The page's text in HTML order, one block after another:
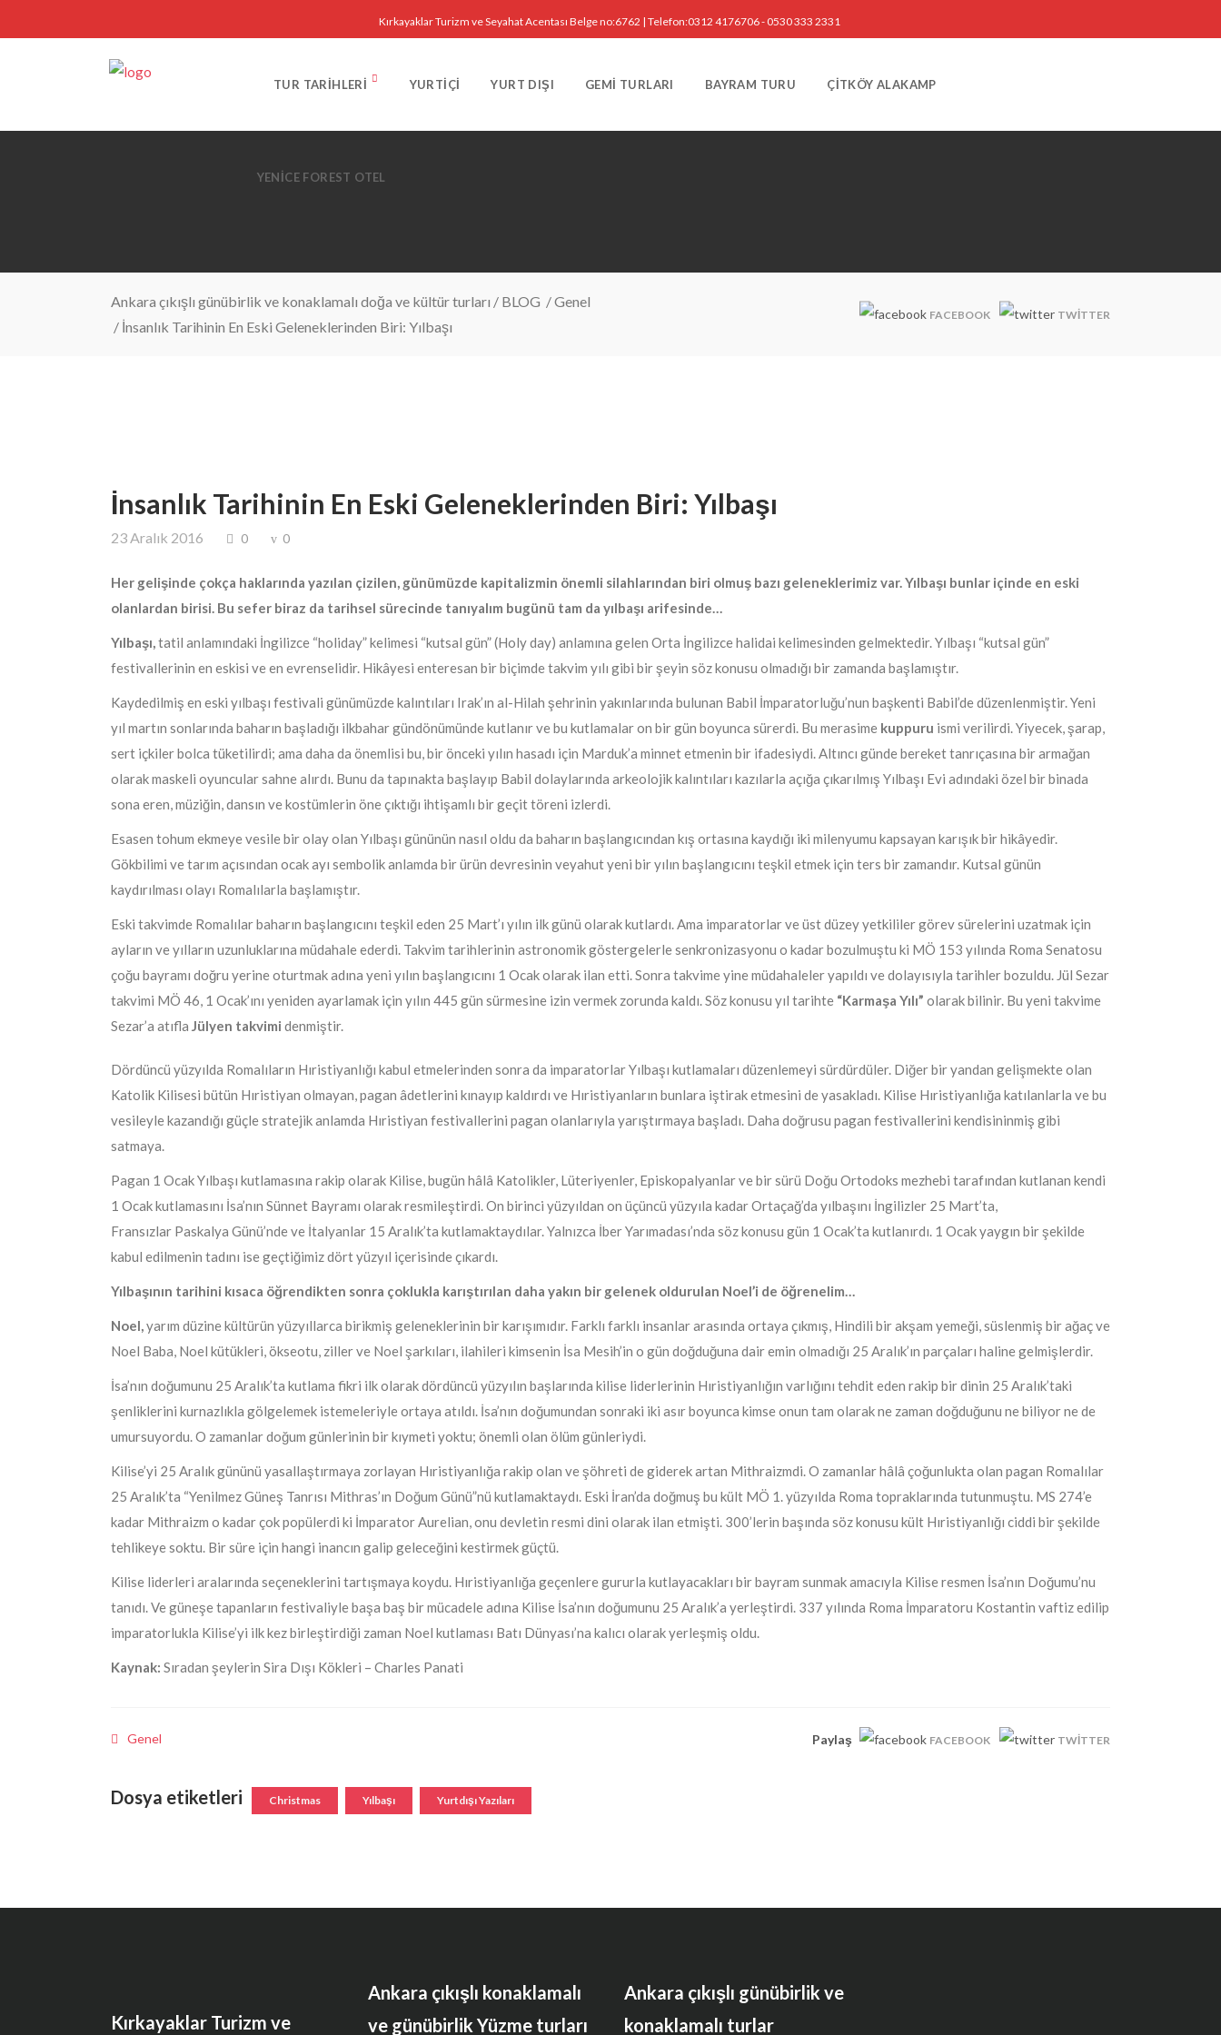
Kırkayaklar Turizm ve Seyahat Acentası Belge no:6762 | Telefon:0312 4176706 - 0530 333 2331
TUR TARIHLERI YURTIÇI YURT DIŞI GEMI TURLARI BAYRAM TURU ÇİTKÖY ALAKAMP
YENICE FOREST OTEL
Ankara çıkışlı günübirlik ve konaklamalı doğa ve kültür turları / BLOG /Genel
/ İnsanlık Tarihinin En Eski Geleneklerinden Biri: Yılbaşı
FACEBOOK TWITTER
İnsanlık Tarihinin En Eski Geleneklerinden Biri: Yılbaşı
23 Aralık 2016 0 0
Her gelişinde çokça haklarında yazılan çizilen, günümüzde kapitalizmin önemli silahlarından biri olmuş bazı geleneklerimiz var. Yılbaşı bunlar içinde en eski
olanlardan birisi. Bu sefer biraz da tarihsel sürecinde tanıyalım bugünü tam da yılbaşı arifesinde…
Yılbaşı,tatil anlamındaki İngilizce “holiday” kelimesi “kutsal gün” (Holy day) anlamına gelen Orta İngilizce halidai kelimesinden gelmektedir. Yılbaşı “kutsal gün”
festivallerinin en eskisi ve en evrenselidir. Hikâyesi enteresan bir biçimde takvim yılı gibi bir şeyin söz konusu olmadığı bir zamanda başlamıştır.
Kaydedilmiş en eski yılbaşı festivali günümüzde kalıntıları Irak’ın al-Hilah şehrinin yakınlarında bulunan Babil İmparatorluğu’nun başkenti Babil’de düzenlenmiştir. Yeni
yıl martın sonlarında baharın başladığı ilkbahar gündönümünde kutlanır ve bu kutlamalar on bir gün boyunca sürerdi. Bu merasime kuppuru ismi verilirdi. Yiyecek, şarap,
sert içkiler bolca tüketilirdi; ama daha da önemlisi bu, bir önceki yılın hasadı için Marduk’a minnet etmenin bir ifadesiydi. Altıncı günde bereket tanrıçasına bir armağan
olarak maskeli oyuncular sahne alırdı. Bunu da tapınakta başlayıp Babil dolaylarında arkeolojik kalıntıları kazılarla açığa çıkarılmış Yılbaşı Evi adındaki özel bir binada
sona eren, müziğin, dansın ve kostümlerin öne çıktığı ihtişamlı bir geçit töreni izlerdi.
Esasen tohum ekmeye vesile bir olay olan Yılbaşı gününün nasıl oldu da baharın başlangıcından kış ortasına kaydığı iki milenyumu kapsayan karışık bir hikâyedir.
Gökbilimi ve tarım açısından ocak ayı sembolik anlamda bir ürün devresinin veyahut yeni bir yılın başlangıcını teşkil etmek için ters bir zamandır. Kutsal günün
kaydırılması olayı Romalılarla başlamıştır.
Eski takvimde Romalılar baharın başlangıcını teşkil eden 25 Mart’ı yılın ilk günü olarak kutlardı. Ama imparatorlar ve üst düzey yetkililer görev sürelerini uzatmak için
ayların ve yılların uzunluklarına müdahale ederdi. Takvim tarihlerinin astronomik göstergelerle senkronizasyonu o kadar bozulmuştu ki MÖ 153 yılında Roma Senatosu
çoğu bayramı doğru yerine oturtmak adına yeni yılın başlangıcını 1 Ocak olarak ilan etti. Sonra takvime yine müdahaleler yapıldı ve dolayısıyla tarihler bozuldu. Jül Sezar
takvimi MÖ 46, 1 Ocak’ını yeniden ayarlamak için yılın 445 gün sürmesine izin vermek zorunda kaldı. Söz konusu yıl tarihte “Karmaşa Yılı” olarak bilinir. Bu yeni takvime
Sezar’a atıfla Jülyen takvimi denmiştir.
Dördüncü yüzyılda Romalıların Hıristiyanlığı kabul etmelerinden sonra da imparatorlar Yılbaşı kutlamaları düzenlemeyi sürdürdüler. Diğer bir yandan gelişmekte olan
Katolik Kilisesi bütün Hıristiyan olmayan, pagan âdetlerini kınayıp kaldırdı ve Hıristiyanların bunlara iştirak etmesini de yasakladı. Kilise Hıristiyanlığa katılanlarla ve bu
vesileyle kazandığı güçle stratejik anlamda Hıristiyan festivallerini pagan olanlarıyla yarıştırmaya başladı. Daha doğrusu pagan festivallerini kendisininmiş gibi
satmaya.
Pagan 1 Ocak Yılbaşı kutlamasına rakip olarak Kilise, bugün hâlâ Katolikler, Lüteriyenler, Episkopalyanlar ve bir sürü Doğu Ortodoks mezhebi tarafından kutlanan kendi
1 Ocak kutlamasını İsa’nın Sünnet Bayramı olarak resmileştirdi. On birinci yüzyıldan on üçüncü yüzyıla kadar Ortaçağ’da yılbaşını İngilizler 25 Mart’ta,
Fransızlar Paskalya Günü’nde ve İtalyanlar 15 Aralık’ta kutlamaktaydılar. Yalnızca İber Yarımadası’nda söz konusu gün 1 Ocak’ta kutlanırdı. 1 Ocak yaygın bir şekilde
kabul edilmenin tadını ise geçtiğimiz dört yüzyıl içerisinde çıkardı.
Yılbaşının tarihini kısaca öğrendikten sonra çoklukla karıştırılan daha yakın bir gelenek oldurulan Noel’i de öğrenelim…
Noel,yarım düzine kültürün yüzyıllarca birikmiş geleneklerinin bir karışımıdır. Farklı farklı insanlar arasında ortaya çıkmış, Hindili bir akşam yemeği, süslenmiş bir ağaç ve
Noel Baba, Noel kütükleri, ökseotu, ziller ve Noel şarkıları, ilahileri kimsenin İsa Mesih’in o gün doğduğuna dair emin olmadığı 25 Aralık’ın parçaları haline gelmişlerdir.
İsa’nın doğumunu 25 Aralık’ta kutlama fikri ilk olarak dördüncü yüzyılın başlarında kilise liderlerinin Hıristiyanlığın varlığını tehdit eden rakip bir dinin 25 Aralık’taki
şenliklerini kurnazlıkla gölgelemek istemeleriyle ortaya atıldı. İsa’nın doğumundan sonraki iki asır boyunca kimse onun tam olarak ne zaman doğduğunu ne biliyor ne de
umursuyordu. O zamanlar doğum günlerinin bir kıymeti yoktu; önemli olan ölüm günleriydi.
Kilise’yi 25 Aralık gününü yasallaştırmaya zorlayan Hıristiyanlığa rakip olan ve şöhreti de giderek artan Mithraizmdi. O zamanlar hâlâ çoğunlukta olan pagan Romalılar
25 Aralık’ta “Yenilmez Güneş Tanrısı Mithras’ın Doğum Günü”nü kutlamaktaydı. Eski İran’da doğmuş bu kült MÖ 1. yüzyılda Roma topraklarında tutunmuştu. MS 274’e
kadar Mithraizm o kadar çok popülerdi ki İmparator Aurelian, onu devletin resmi dini olarak ilan etmişti. 300’lerin başında söz konusu kült Hıristiyanlığı ciddi bir şekilde
tehlikeye soktu. Bir süre için hangi inancın galip geleceğini kestirmek güçtü.
Kilise liderleri aralarında seçeneklerini tartışmaya koydu. Hıristiyanlığa geçenlere gururla kutlayacakları bir bayram sunmak amacıyla Kilise resmen İsa’nın Doğumu’nu
tanıdı. Ve güneşe tapanların festivaliyle başa baş bir mücadele adına Kilise İsa’nın doğumunu 25 Aralık’a yerleştirdi. 337 yılında Roma İmparatoru Kostantin vaftiz edilip
imparatorlukla Kilise’yi ilk kez birleştirdiği zaman Noel kutlaması Batı Dünyası’na kalıcı olarak yerleşmiş oldu.
Kaynak: Sıradan şeylerin Sira Dışı Kökleri – Charles Panati
Genel Paylaş FACEBOOK TWITTER
Dosya etiketleri Christmas Yılbaşı Yurtdışı Yazıları
Kırkayaklar Turizm ve
Ankara çıkışlı konaklamalı
ve günübirlik Yüzme turları
Ankara çıkışlı günübirlik ve
konaklamalı turlar